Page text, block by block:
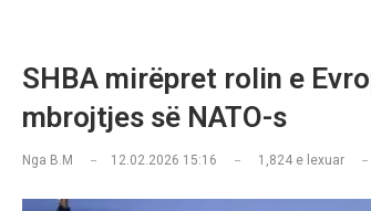
SHBA mirëpret rolin e
mbrojtjes së NATO-s
Nga B.M 12.02.2026 15:16 1,824e lexuar